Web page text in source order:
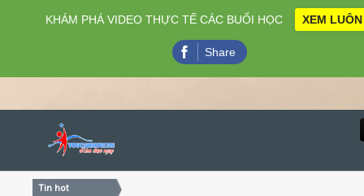
Tin hot
KHÁM PHÁ VIDEO THỰC TẾ CÁC BUỔI HỌC XEM LUÔN
Share